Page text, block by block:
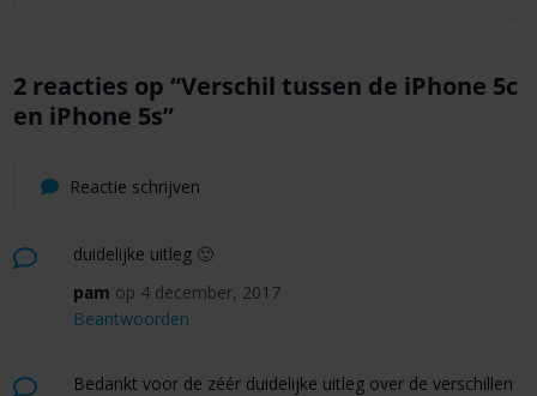
2 reacties op “Verschil tussen de iPhone 5c
en iPhone 5s”
Reactie schrijven
duidelijke uitleg 🙂
pam op 4 december, 2017
Beantwoorden
Bedankt voor de zéér duidelijke uitleg over de verschillen